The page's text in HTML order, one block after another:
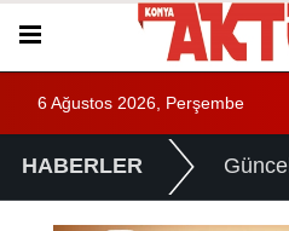
6 Ağustos 2026, Perşembe
HABERLER Güncel